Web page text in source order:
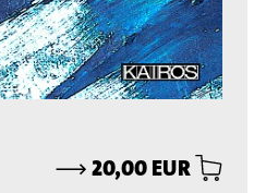
⟶20,00 EUR